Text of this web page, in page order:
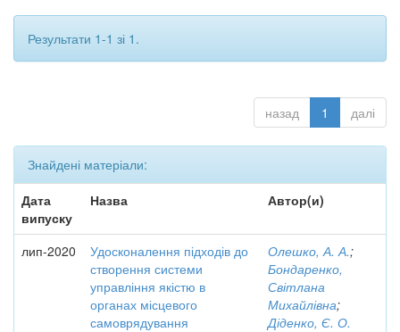
Результати 1-1 зі 1.
назад 1 далі
Знайдені матеріали:
Дата
випуску
Назва Автор(и)
лип-2020
Удосконалення підходів до
створення системи
управління якістю в
органах місцевого
самоврядування
Олешко, А. А.;
Бондаренко,
Світлана
Михайлівна;
Діденко, Є. О.